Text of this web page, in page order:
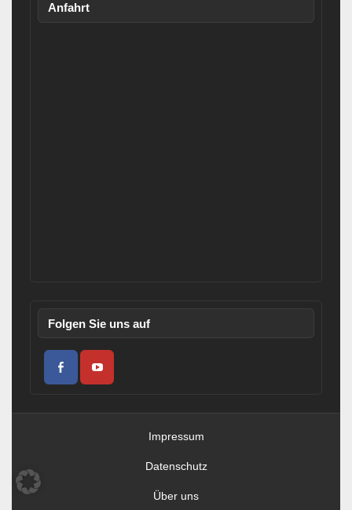
Anfahrt
Folgen Sie uns auf
Impressum
Datenschutz
Über uns